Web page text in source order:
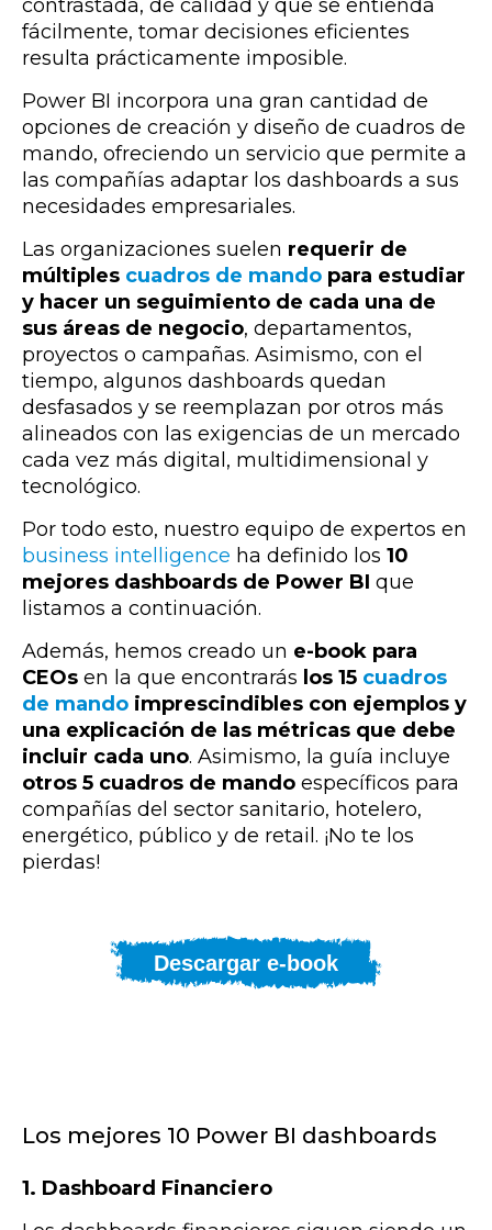
contrastada, de calidad y que se entienda
fácilmente, tomar decisiones eficientes
resulta prácticamente imposible.
Power BI incorpora una gran cantidad de
opciones de creación y diseño de cuadros de
mando, ofreciendo un servicio que permite a
las compañías adaptar los dashboards a sus
necesidades empresariales.
Las organizaciones suelen requerir de
múltiples cuadros de mando para estudiar
y hacer un seguimiento de cada una de
sus áreas de negocio, departamentos,
proyectos o campañas. Asimismo, con el
tiempo, algunos dashboards quedan
desfasados y se reemplazan por otros más
alineados con las exigencias de un mercado
cada vez más digital, multidimensional y
tecnológico.
Por todo esto, nuestro equipo de expertos en
business intelligence ha definido los 10
mejores dashboards de Power BI que
listamos a continuación.
Además, hemos creado un e-book para
CEOs en la que encontrarás los 15 cuadros
de mando imprescindibles con ejemplos y
una explicación de las métricas que debe
incluir cada uno. Asimismo, la guía incluye
otros 5 cuadros de mando específicos para
compañías del sector sanitario, hotelero,
energético, público y de retail. ¡No te los
pierdas!
Descargar e-book
Los mejores 10 Power BI dashboards
1. Dashboard Financiero